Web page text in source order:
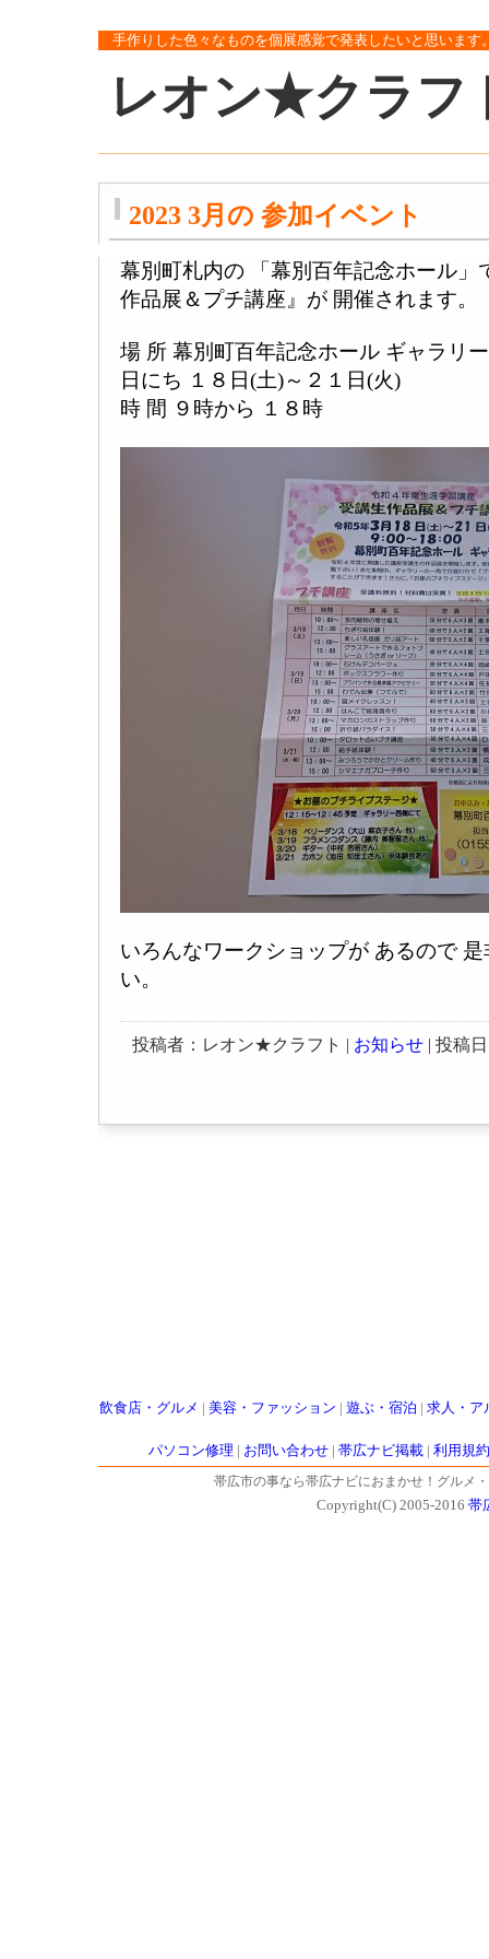
手作りした色々なものを個展感覚で発表したいと思いま
レオン★クラフ
2023 3月の 参加イベント
幕別町札内の 「幕別百年記念ホール」
作品展＆プチ講座』が 開催されます。
場 所 幕別町百年記念ホール ギャラリー
日にち １８日(土)～２１日(火)
時 間 ９時から １８時
いろんなワークショップが あるので
い。
投稿者：レオン★クラフト | お知らせ | 投稿
飲食店・グルメ 美容・ファッション 遊ぶ・宿泊 求人・ア
パソコン修理 お問い合わせ| 帯広ナビ掲載| 利用規約
帯広市の事なら帯広ナビにおまかせ！グルメ
Copyright(C) 2005-2016 帯